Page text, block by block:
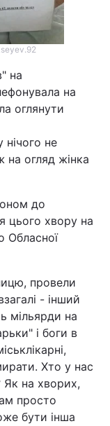
на
на
оглянути
нічого не
на огляд жінка
до
цього хвору на
Обласної
провели
- інший
мільярди на
і боги в
Хто у нас
Як на хворих,
просто
бути інша